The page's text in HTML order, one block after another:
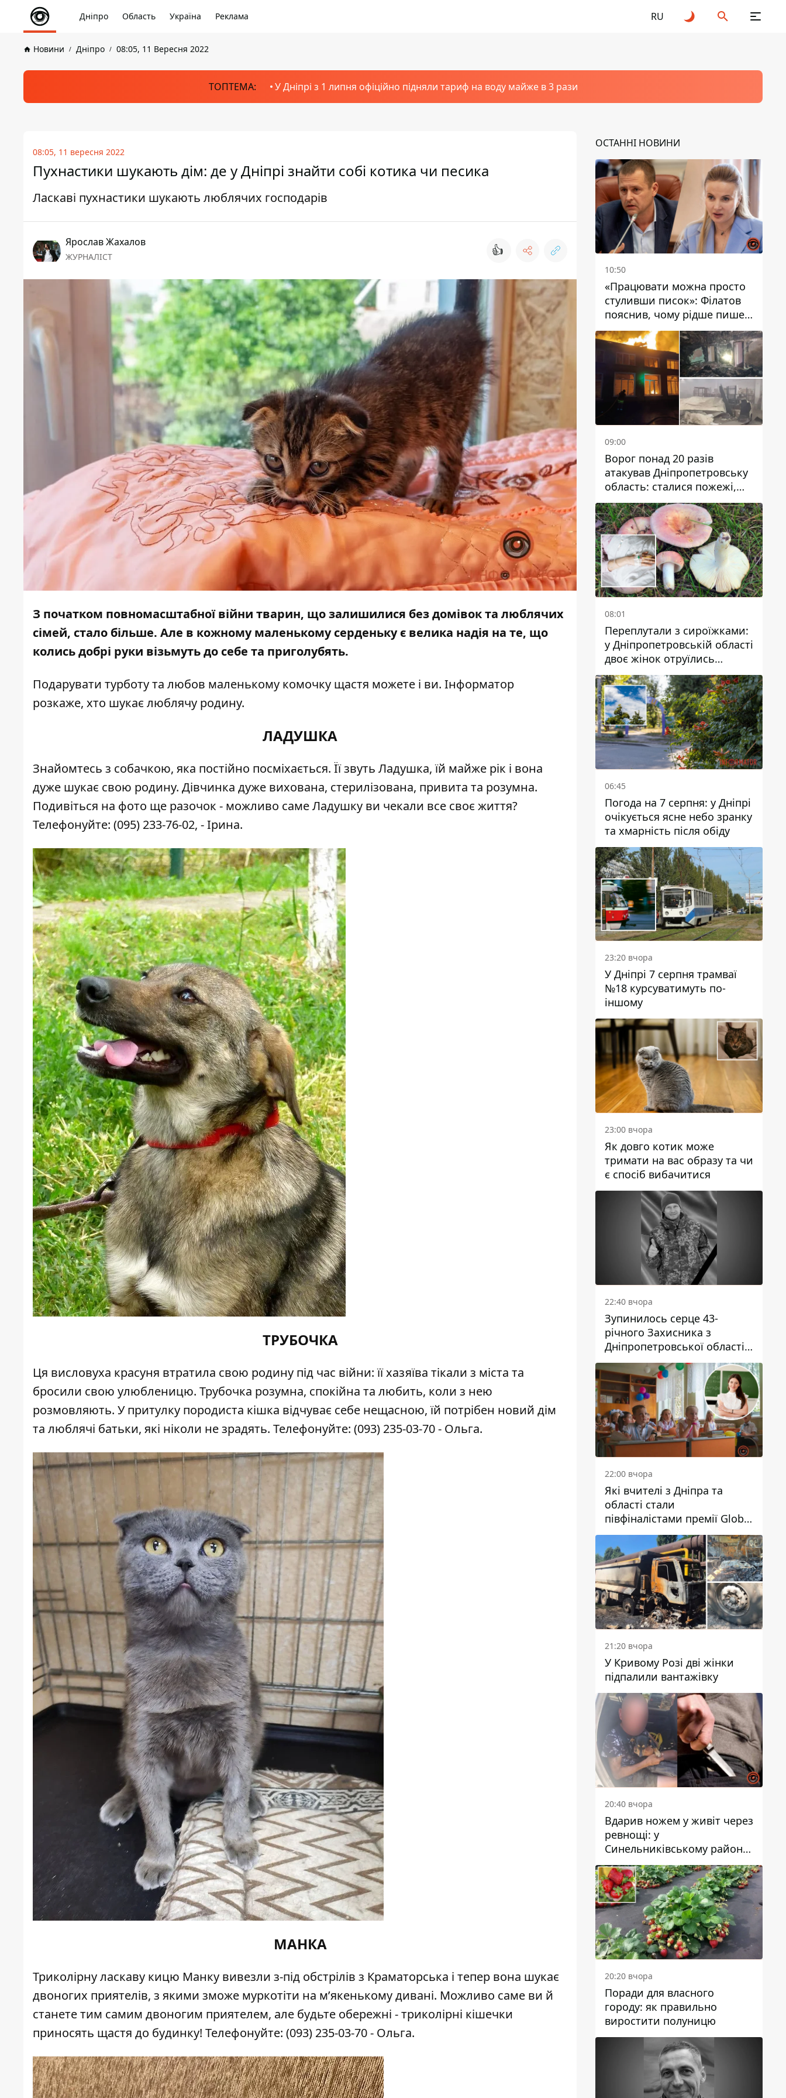
Дніпро Область Україна Реклама RU
Новини Дніпро 08:05, 11 Вересня 2022
ТОПТЕМА: У Дніпрі з 1 липня офіційно підняли тариф на воду майже в 3 рази
08:05, 11 вересня 2022
Пухнастики шукають дім: де у Дніпрі знайти собі котика чи песика
Ласкаві пухнастики шукають люблячих господарів
Ярослав Жахалов
ЖУРНАЛІСТ 👍
З початком повномасштабної війни тварин, що залишилися без домівок та люблячих
сімей, стало більше. Але в кожному маленькому серденьку є велика надія на те, що
колись добрі руки візьмуть до себе та приголубять.
Подарувати турботу та любов маленькому комочку щастя можете і ви. Інформатор
розкаже, хто шукає люблячу родину.
ЛАДУШКА
Знайомтесь з собачкою, яка постійно посміхається. Її звуть Ладушка, їй майже рік і вона
дуже шукає свою родину. Дівчинка дуже вихована, стерилізована, привита та розумна.
Подивіться на фото ще разочок - можливо саме Ладушку ви чекали все своє життя?
Телефонуйте: (095) 233-76-02, - Ірина.
ТРУБОЧКА
Ця висловуха красуня втратила свою родину під час війни: її хазяїва тікали з міста та
бросили свою улюбленицю. Трубочка розумна, спокійна та любить, коли з нею
розмовляють. У притулку породиста кішка відчуває себе нещасною, їй потрібен новий дім
та люблячі батьки, які ніколи не зрадять. Телефонуйте: (093) 235-03-70- Ольга.
МАНКА
Триколірну ласкаву кицю Манку вивезли з-під обстрілів з Краматорська і тепер вона шукає
двоногих приятелів, з якими зможе муркотіти на м’якенькому дивані. Можливо саме ви й
станете тим самим двоногим приятелем, але будьте обережні - триколірні кішечки
приносять щастя до будинку! Телефонуйте: (093) 235-03-70- Ольга.
ОСТАННІ НОВИНИ
10:50
«Працювати можна просто
стуливши писок»: Філатов
пояснив, чому рідше пише у
соцмережах та
розкритикував медійність
чиновників
09:00
Ворог понад 20 разів
атакував Дніпропетровську
область: сталися пожежі,
постраждали будинки,
інфраструктура та авто
08:01
Переплутали з сироїжками:
у Дніпропетровській області
двоє жінок отруїлись
грибами
06:45
Погода на 7 серпня: у Дніпрі
очікується ясне небо зранку
та хмарність після обіду
23:20 вчора
У Дніпрі 7 серпня трамваї
№18 курсуватимуть по-
іншому
23:00 вчора
Як довго котик може
тримати на вас образу та чи
є спосіб вибачитися
22:40 вчора
Зупинилось серце 43-
річного Захисника з
Дніпропетровської області
Євгена Зінченка
22:00 вчора
Які вчителі з Дніпра та
області стали
півфіналістами премії Global
Teacher Prize Ukraine 2026
21:20 вчора
У Кривому Розі дві жінки
підпалили вантажівку
20:40 вчора
Вдарив ножем у живіт через
ревнощі: у
Синельниківському районі
затримали 49-річного
чоловіка за вбивство
20:20 вчора
Поради для власного
городу: як правильно
виростити полуницю